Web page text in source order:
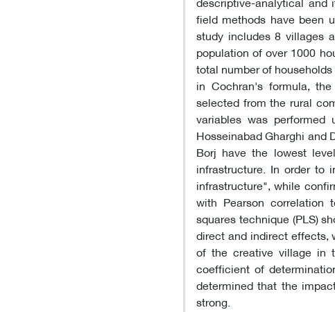
field methods have been
study includes 8 villages
population of over 1000
total number of
in Cochran's formula,
selected from the rural
variables was
Hosseinabad Gharghi and
Borj have the lowest
infrastructure. In order to
infrastructure", while
with Pearson
squares technique (PLS)
direct and indirect effects,
of the creative village in
coefficient of
determined that the
strong.